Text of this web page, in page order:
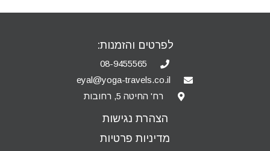
לפרטים והזמנות:
08-9455565
eyal@yoga-travels.co.il
רח' החיטה 5, רחובות
הצהרת נגישות
מדיניות פרטיות